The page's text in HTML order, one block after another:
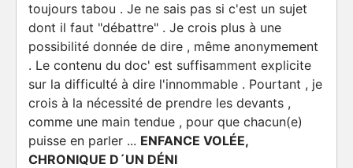
toujours tabou . Je ne sais pas si c'est un sujet
dont il faut "débattre" . Je crois plus à une
possibilité donnée de dire , même anonymement
. Le contenu du doc' est suffisamment explicite
sur la difficulté à dire l'innommable . Pourtant , je
crois à la nécessité de prendre les devants ,
comme une main tendue , pour que chacun(e)
puisse en parler ... ENFANCE VOLÉE,
CHRONIQUE D´UN DÉNI